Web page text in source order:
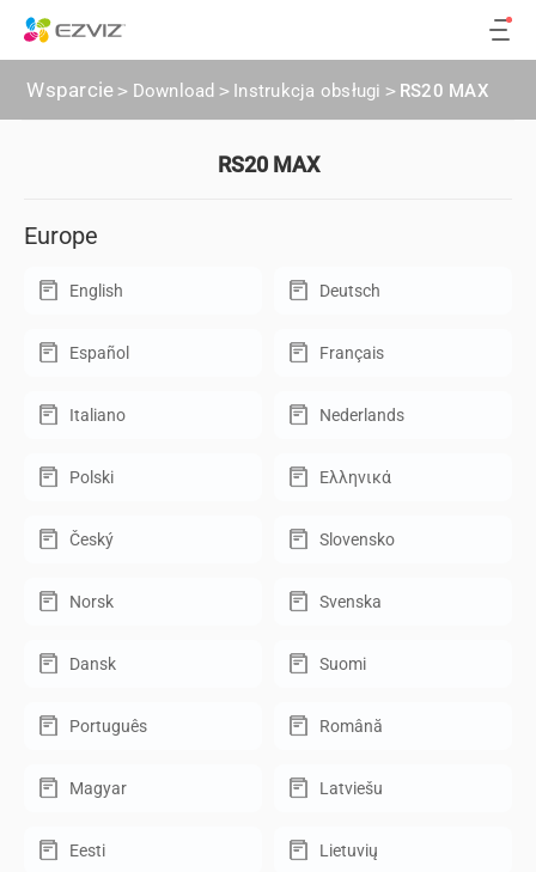
Wsparcie> Download > Instrukcja obsługi > RS20 MAX
RS20 MAX
Europe
English Deutsch
Español Français
Italiano Nederlands
Polski Ελληνικά
Český Slovensko
Norsk Svenska
Dansk Suomi
Português Română
Magyar Latviešu
Eesti Lietuvių